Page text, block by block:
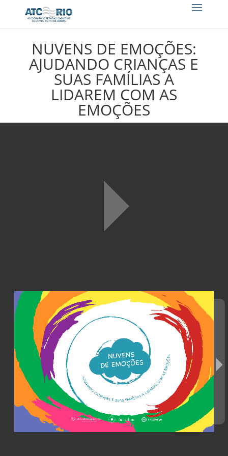
NUVENS DE EMOÇÕES:
AJUDANDO CRIANÇAS E
SUAS FAMÍLIAS A
LIDAREM COM AS
EMOÇÕES